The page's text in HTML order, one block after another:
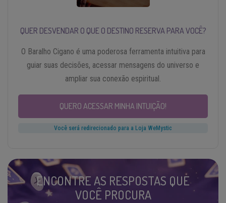
QUER DESVENDAR O QUE O DESTINO RESERVA PARA VOCÊ?
O Baralho Cigano é uma poderosa ferramenta intuitiva para
guiar suas decisões, acessar mensagens do universo e
ampliar sua conexão espiritual.
QUERO ACESSAR MINHA INTUIÇÃO!
Você será redirecionado para a Loja WeMystic
ENCONTRE AS RESPOSTAS QUE
VOCÊ PROCURA